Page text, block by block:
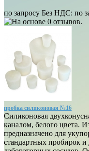
по запросу Без НДС: по
пробка силиконовая №16
Силиконовая
каналом, белого цвета.
предназначено для
стандартных пробирок и